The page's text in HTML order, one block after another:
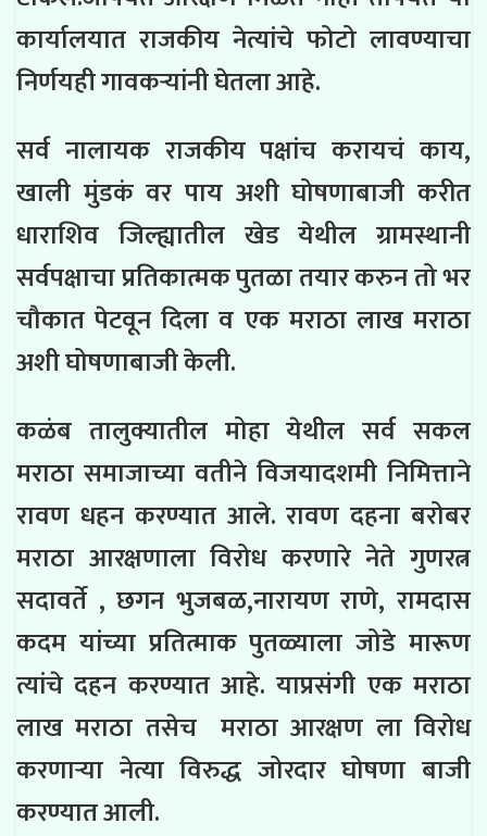
कार्यालयात राजकीय नेत्यांचे फोटो लावण्याचा
निर्णयही गावकऱ्यांनी घेतला आहे.
सर्व नालायक राजकीय पक्षांच करायचं काय,
खाली मुंडकं वर पाय अशी घोषणाबाजी करीत
धाराशिव जिल्ह्यातील खेड येथील ग्रामस्थानी
सर्वपक्षाचा प्रतिकात्मक पुतळा तयार करुन तो भर
चौकात पेटवून दिला व एक मराठा लाख मराठा
अशी घोषणाबाजी केली.
कळंब तालुक्यातील मोहा येथील सर्व सकल
मराठा समाजाच्या वतीने विजयादशमी निमित्ताने
रावण धहन करण्यात आले. रावण दहना बरोबर
मराठा आरक्षणाला विरोध करणारे नेते गुणरत्न
सदावर्ते , छगन भुजबळ,नारायण राणे, रामदास
कदम यांच्या प्रतित्माक पुतळ्याला जोडे मारूण
त्यांचे दहन करण्यात आहे. याप्रसंगी एक मराठा
लाख मराठा तसेच मराठा आरक्षण ला विरोध
करणाऱ्या नेत्या विरुद्ध जोरदार घोषणा बाजी
करण्यात आली.